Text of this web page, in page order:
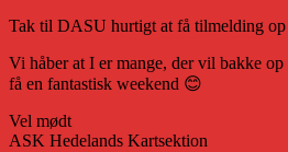
Tak til DASU hurtigt at få tilmelding op
Vi håber at I er mange, der vil bakke
få en fantastisk weekend 😊
Vel mødt
ASK Hedelands Kartsektion